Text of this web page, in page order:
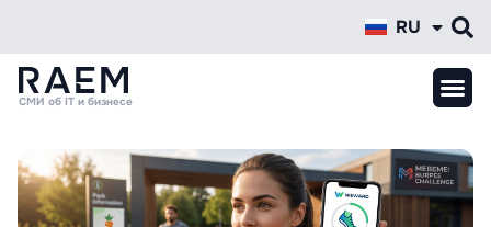
RU
KZ
СМИ об IT и бизнесе